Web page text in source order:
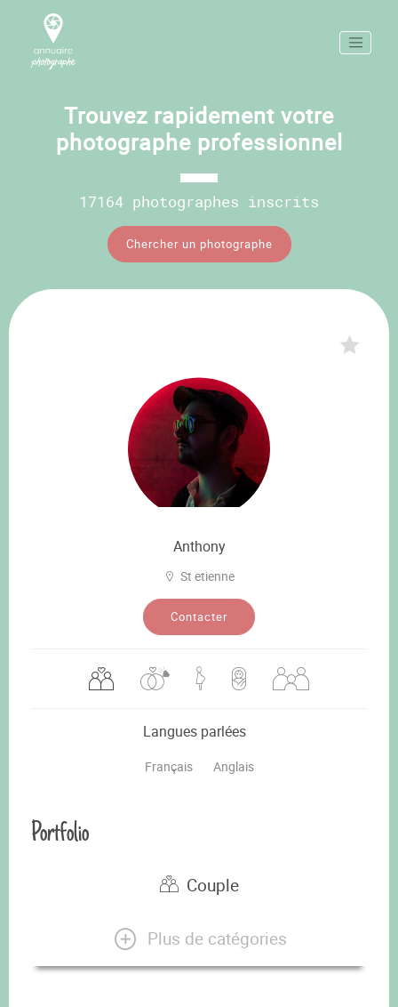
Trouvez rapidement votre
photographe professionnel
17164 photographes inscrits
Chercher un photographe
Anthony
St etienne
Contacter
Langues parlées
Français Anglais
Portfolio
Couple
Plus de catégories